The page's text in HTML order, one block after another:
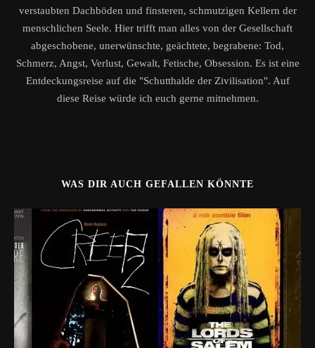
verstaubten Dachböden und finsteren, schmutzigen Kellern der
menschlichen Seele. Hier trifft man alles von der Gesellschaft
abgeschobene, unerwünschte, geächtete, begrabene: Tod,
Schmerz, Angst, Verlust, Gewalt, Fetische, Obsession. Es ist eine
Entdeckungsreise auf die "Schutthalde der Zivilisation". Auf
diese Reise würde ich euch gerne mitnehmen.
WAS DIR AUCH GEFALLEN KÖNNTE